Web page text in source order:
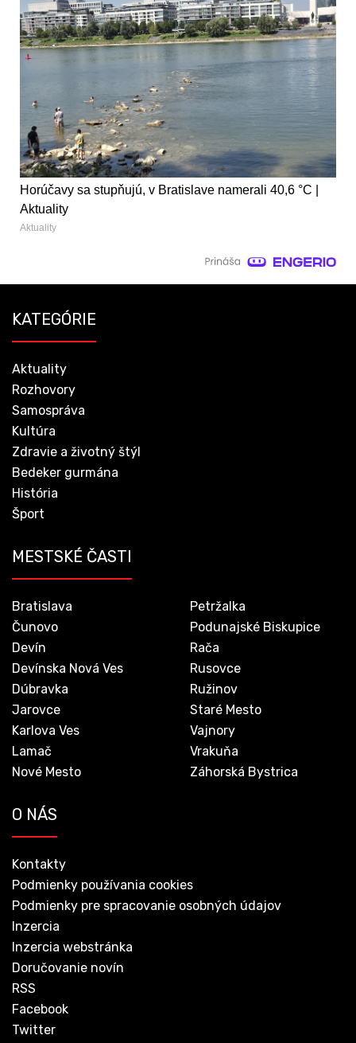
Horúčavy sa stupňujú, v Bratislave namerali 40,6 °C |
Aktuality
Aktuality
KATEGÓRIE
Aktuality
Rozhovory
Samospráva
Kultúra
Zdravie a životný štýl
Bedeker gurmána
História
Šport
MESTSKÉ ČASTI
Bratislava
Čunovo
Devín
Devínska Nová Ves
Dúbravka
Jarovce
Karlova Ves
Lamač
Nové Mesto
Petržalka
Podunajské Biskupice
Rača
Rusovce
Ružinov
Staré Mesto
Vajnory
Vrakuňa
Záhorská Bystrica
O NÁS
Kontakty
Podmienky používania cookies
Podmienky pre spracovanie osobných údajov
Inzercia
Inzercia webstránka
Doručovanie novín
RSS
Facebook
Twitter